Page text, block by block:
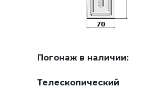
Погонаж в наличии:
Телескопический